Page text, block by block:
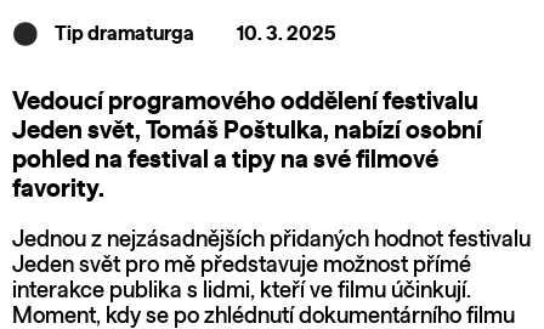
Tip dramaturga 10. 3. 2025
Vedoucí programového oddělení festivalu
Jeden svět, Tomáš Poštulka, nabízí osobní
pohled na festival a tipy na své filmové
favority.
Jednou z nejzásadnějších přidaných hodnot festivalu
Jeden svět pro mě představuje možnost přímé
interakce publika s lidmi, kteří ve filmu účinkují.
Moment, kdy se po zhlédnutí dokumentárního filmu